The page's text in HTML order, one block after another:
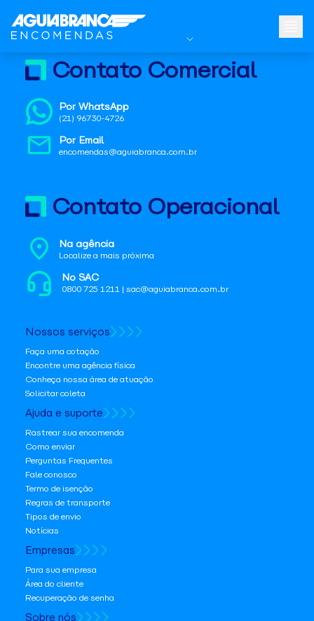
Contato Comercial
Por WhatsApp
(21) 96730-4726
Por Email
encomendas@aguiabranca.com.br
Contato Operacional
Na agência
Localize a mais próxima
No SAC
0800 725 1211 | sac@aguiabranca.com.br
Nossos serviços
Faça uma cotação
Encontre uma agência física
Conheça nossa área de atuação
Solicitar coleta
Ajuda e suporte
Rastrear sua encomenda
Como enviar
Perguntas Frequentes
Fale conosco
Termo de isenção
Regras de transporte
Tipos de envio
Notícias
Empresas
Para sua empresa
Área do cliente
Recuperação de senha
Sobre nós